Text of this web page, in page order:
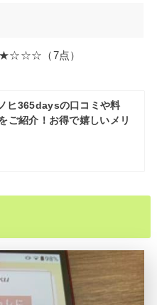
（7点）
ヒ365daysの口コミや料
ご紹介！お得で嬉しいメリ